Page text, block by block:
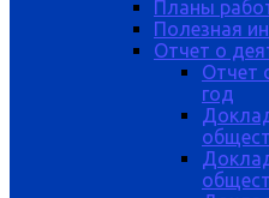
Планы
Полезная
Отчет о
Отчет
год